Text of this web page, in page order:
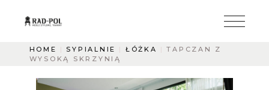
HOME SYPIALNIE ŁÓŻKA
TAPCZAN Z
WYSOKĄ SKRZYNIĄ